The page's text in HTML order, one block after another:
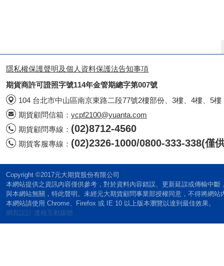
隱私權保護聲明及個人資料保護法告知事項
期貨商許可證照字號114年金管期總字第007號
104 台北市中山區南京東路二段77號2樓部份、3樓、4樓、5樓
期貨顧問信箱： ycpf2100@yuanta.com
期貨顧問專線： (02)8712-4560
期貨客服專線： (02)2326-1000/0800-333-338(僅
Copyright ©2017元大期貨股份有限公司
本網站提供之資訊內容僅供參考，對於資料內容錯誤、更新延誤或傳輸中
與本網站無關，特此聲明。未經元大期貨顧問事業部授權同意，不得將網站
本網站請使用 Chrome、Firefox 或 IE 10 以上版本瀏覽以達到最佳效果。
網頁設計:達格互動媒體